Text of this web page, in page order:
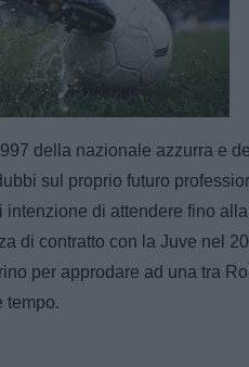
Loaded
100.00%
della nazionale azzurra e
sul proprio futuro
di attendere fino
di contratto con la Juve nel
per approdare ad una tra
tempo.